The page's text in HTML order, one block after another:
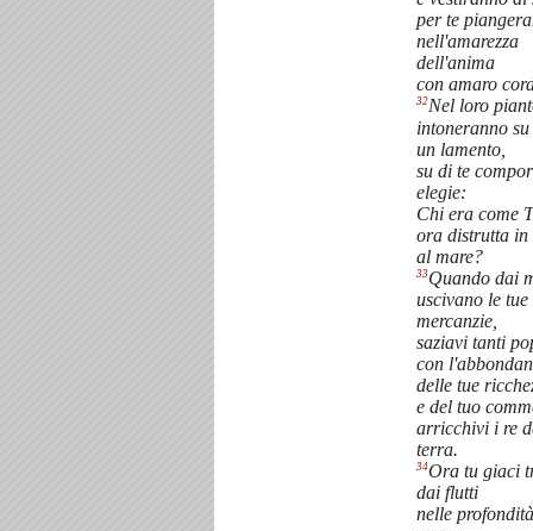
per te
nell'amarezza
dell'anima
con amaro
32Nel loro
intoneranno
un lamento,
su di te
elegie:
Chi era come
ora distrutta in
al mare?
33Quando dai
uscivano le tue
mercanzie,
saziavi tanti
con
delle tue
e del tuo
arricchivi i re
terra.
34Ora tu giaci
dai flutti
nelle